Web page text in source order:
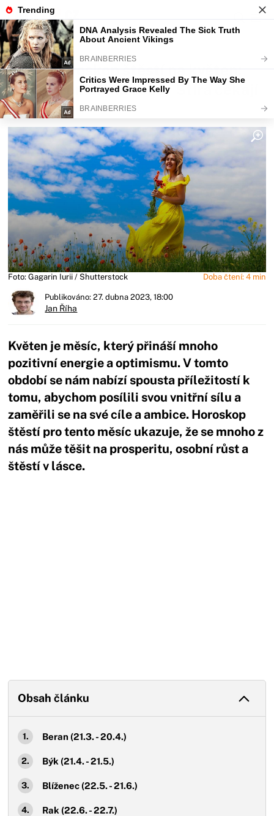
Fajntip.cz Horoskopy a zvěrokruhy
Velký horoskop štěstí na květen:
Býk se zaměří na sebe, Štíra čekají
zážitky
Foto: Gagarin Iurii / Shutterstock Doba čtení: 4 min
Publikováno: 27. dubna 2023, 18:00
Jan Říha
Květen je měsíc, který přináší mnoho
pozitivní energie a optimismu. V tomto
období se nám nabízí spousta příležitostí k
tomu, abychom posílili svou vnitřní sílu a
zaměřili se na své cíle a ambice. Horoskop
štěstí pro tento měsíc ukazuje, že se mnoho z
nás může těšit na prosperitu, osobní růst a
štěstí v lásce.
Obsah článku
Beran (21.3. - 20.4.)
Býk (21.4. - 21.5.)
Blíženec (22.5. - 21.6.)
Rak (22.6. - 22.7.)